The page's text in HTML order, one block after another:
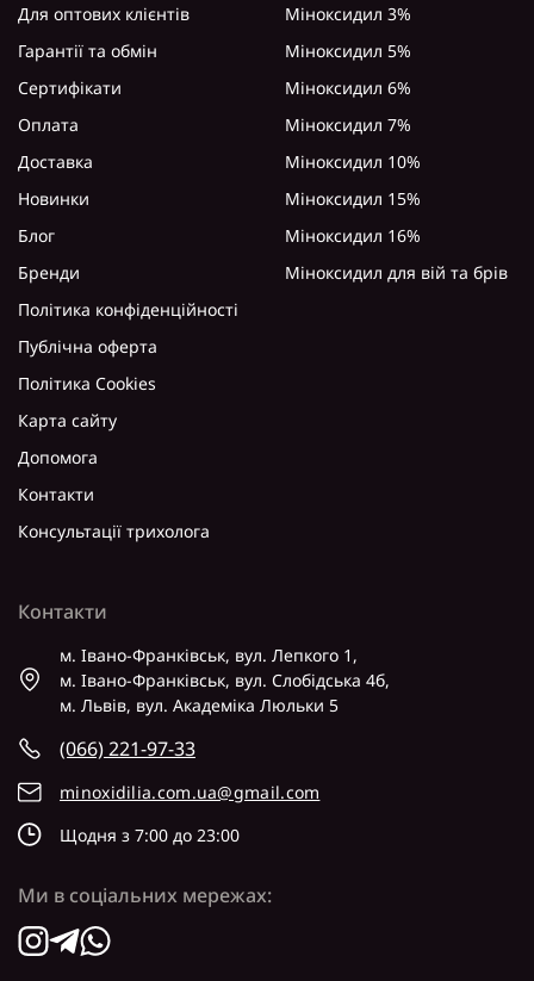
Для оптових клієнтів
Гарантії та обмін
Сертифікати
Оплата
Доставка
Новинки
Блог
Бренди
Політика конфіденційності
Публічна оферта
Політика Cookies
Карта сайту
Допомога
Контакти
Консультації трихолога
Міноксидил 3%
Міноксидил 5%
Міноксидил 6%
Міноксидил 7%
Міноксидил 10%
Міноксидил 15%
Міноксидил 16%
Міноксидил для вій та брів
Контакти
м. Івано-Франківськ, вул. Лепкого 1,
м. Івано-Франківськ, вул. Слобідська 4б,
м. Львів, вул. Академіка Люльки 5
(066) 221-97-33
minoxidilia.com.ua@gmail.com
Щодня з 7:00 до 23:00
Ми в соціальних мережах: